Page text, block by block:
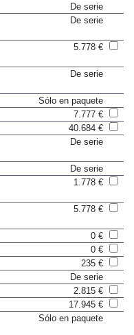
De serie
De serie
5.778 €
De serie
Sólo en paquete
7.777 €
40.684 €
De serie
De serie
1.778 €
5.778 €
0 €
0 €
235 €
De serie
2.815 €
17.945 €
Sólo en paquete